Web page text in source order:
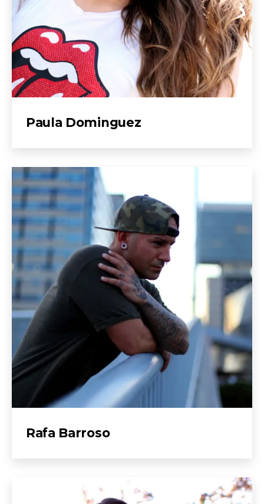
Paula Dominguez
Rafa Barroso